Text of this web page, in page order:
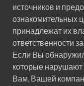
источников и
ознакомительных
принадлежат их
ответственности
Если Вы
которые
Вам, Вашей